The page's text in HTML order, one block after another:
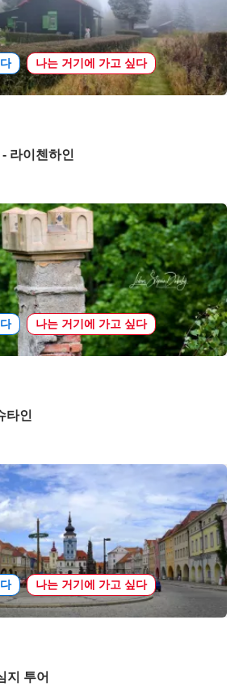
나는 거기에 가고 싶다
라이첸하인
나는 거기에 가고 싶다
타인
나는 거기에 가고 싶다
지 투어